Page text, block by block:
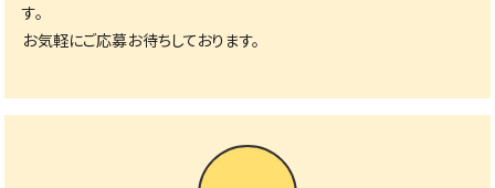
す。
お気軽にご応募お待ちしております。